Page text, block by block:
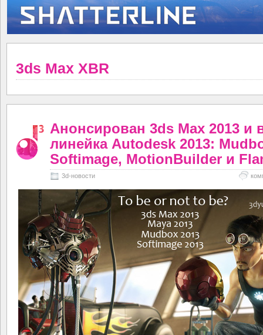
3ds Max XBR
Анонсирован 3ds Max 2013 и
линейка Autodesk 2013:
Softimage, MotionBuilder и
3d-новости